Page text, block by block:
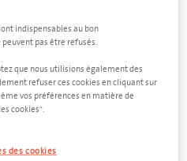
indispensables au bon
pas être refusés.
que nous utilisions également des
refuser ces cookies en cliquant sur
vos préférences en matière de
cookies".
des cookies